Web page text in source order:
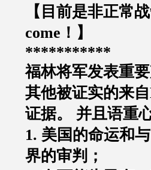
【目前是非正常
come ！】
***********
福林将军发表重要
其他被证实的来自
证据。
并且语重
1. 美国的命运和
界的审判；